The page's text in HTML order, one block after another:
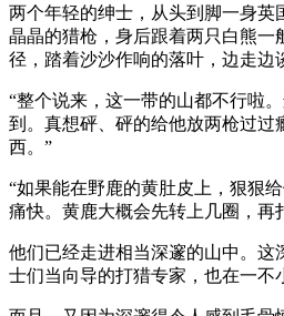
两个年轻的绅士，从头到脚一身英
晶晶的猎枪，身后跟着两只白熊一
径，踏着沙沙作响的落叶，边走边
“整个说来，这一带的山都不行啦
到。真想砰、砰的给他放两枪过过
西。”
“如果能在野鹿的黄肚皮上，狠狠
痛快。黄鹿大概会先转上几圈，再
他们已经走进相当深邃的山中。这
士们当向导的打猎专家，也在一不